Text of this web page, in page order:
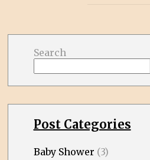
Search
Post Categories
Baby Shower (3)